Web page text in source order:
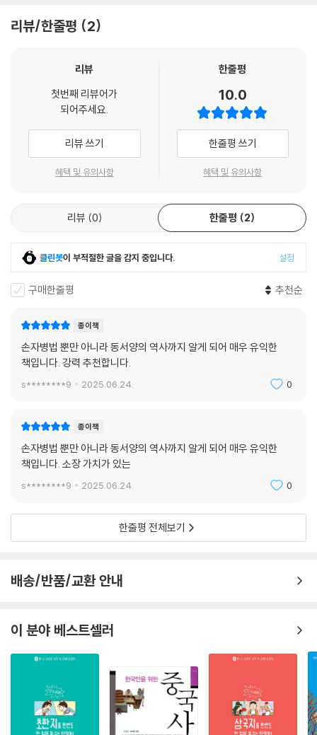
12장 얻는 게 없으면 나서지 않는다─화공火攻
1. 치명적인 공격은 치명적인 위험이 따른다
3. 전쟁은 함부로 하는 게 아니다
4. 실속 있는 승리여야 한다
5. 망하는 조직의 공통점
13장 아는 게 힘이다─용간用間
1. 아는 자가 이긴다
2. 다섯 가지 간첩 활용법
5. 현명한 군주만이 정보를 활용할 수 있다
리의 싸움은 개인들 마음대로 벌이는 것이 아니다. 먼저 군주의 전투 명령
쟁의 주도권을 잡기 위해 기선 제압 다툼을 벌인다. 이를 손자는 군쟁이라
하며 전쟁에서 가장 어려운 일로 보았다.
--- 「돌아가도 괜찮다」 중에서
사람의 성격은 불규칙적인 물체처럼 모순의 집합체라 할 수 있다. 세상에
는 똑같은 모양의 나뭇잎이 하나도 없듯이 성격이 완전히 똑같은 사람은
존재하지 않는다. 성격으로 인해 사람들의 행동양식이나 인생의 방향도 달
일시적 감정에 휘둘려 천추의 한을 남기지 말라고 손자는 말한다. 명주明
主가 나라를 다스리고 양장良將이 군대를 지휘해야 한다. 명주는 백성의
신망이 높은 군주이고, 양장은 위엄과 덕망이 뛰어나 병사들의 충성심이
장拙將은 병사들의 사기를 완전히 꺾어놓는다. 제갈량(諸葛亮: 181~23
4) 등의 견해를 빌리면 졸장은 다음 네 부류이다.
--- 「얻는 게 없으면 나서지 않는다」 중에서
으로, ‘모공(謀攻)’은 기업의 인수합병 전략과 연결되며, ‘허실(虛實)’과
이어진다. 또한 제갈량, 이순신, 조조, 나폴레옹은 물론 빌 게이츠, 마크 저
풍부하게 조명한다. 그 자체로 역사 해설서이자 고전응용 전략서로 읽힌
즉 『손자병법』의 구조를 충실히 따르되, 각 장을 현대인이 곧바로 읽고 이
해할 수 있도록 재배치하고, 서문에서 말했듯 리더·중장년·사회 초년생 모
론, 인물, 사례, 응용이 유기적으로 결합된 이 책은, 혼란한 시대를 살아가
는 우리 모두에게 ‘예측하고 계획하며, 불필요한 싸움을 피하고, 싸워야 할
때는 반드시 이기는 법’을 가르쳐주는 실제적인 전략 교과서다. 단지 과거
의 유산을 되풀이하는 것이 아니라, 고전을 통해 미래를 대비하게 한다는
리뷰/한줄평 2
리뷰
첫번째 리뷰어가
되어주세요.
리뷰 쓰기
혜택 및 유의사항
한줄평
10.0
한줄평 쓰기
혜택 및 유의사항
리뷰 0 한줄평 2
클린봇이 부적절한 글을 감지 중입니다. 설정
구매한줄평 추천순
종이책
손자병법 뿐만 아니라 동서양의 역사까지 알게 되어 매우 유익한
책입니다. 강력 추천합니다.
s********9 2025.06.24. 0
종이책
손자병법 뿐만 아니라 동서양의 역사까지 알게 되어 매우 유익한
책입니다. 소장 가치가 있는
s********9 2025.06.24. 0
한줄평 전체보기
배송/반품/교환 안내
이 분야 베스트셀러